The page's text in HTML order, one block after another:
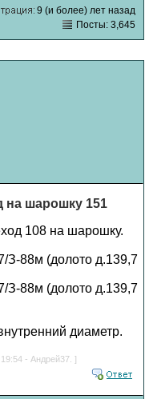
9 (и более) лет назад
Посты: 3,645
на шарошку 151
108 на шарошку.
З-88м (долото д.139,7
З-88м (долото д.139,7
диаметр.
- Андрей37. ]